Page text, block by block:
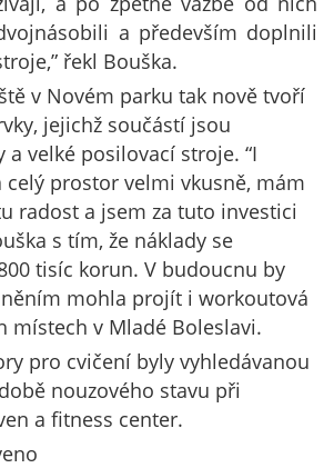
a především doplnili
řekl Bouška.
v Novém parku tak nově tvoří
jejichž součástí jsou
a velké posilovací stroje. “I
celý prostor velmi vkusně, mám
radost a jsem za tuto investici
s tím, že náklady se
tisíc korun. V budoucnu by
mohla projít i workoutová
místech v Mladé Boleslavi.
pro cvičení byly vyhledávanou
nouzového stavu při
a fitness center.